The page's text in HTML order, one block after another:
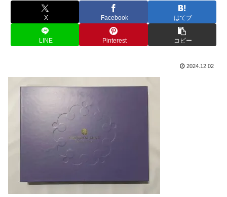
X Facebook はてブ
LINE Pinterest コピー
2024.12.02